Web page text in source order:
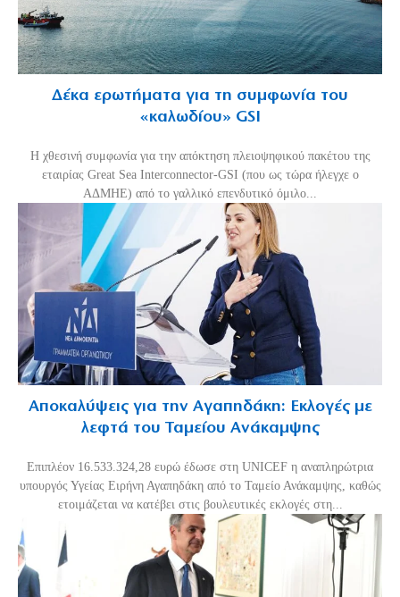
Δέκα ερωτήματα για τη συμφωνία του
«καλωδίου» GSI
Η χθεσινή συμφωνία για την απόκτηση πλειοψηφικού πακέτου της
εταιρίας Great Sea Interconnector-GSI (που ως τώρα ήλεγχε ο
ΑΔΜΗΕ) από το γαλλικό επενδυτικό όμιλο...
Αποκαλύψεις για την Αγαπηδάκη: Εκλογές με
λεφτά του Ταμείου Ανάκαμψης
Επιπλέον 16.533.324,28 ευρώ έδωσε στη UNICEF η αναπληρώτρια
υπουργός Υγείας Ειρήνη Αγαπηδάκη από το Ταμείο Ανάκαμψης, καθώς
ετοιμάζεται να κατέβει στις βουλευτικές εκλογές στη...